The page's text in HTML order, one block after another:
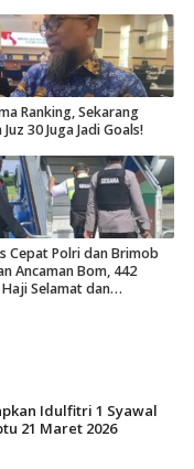
Ranking, Sekarang
30 Juga Jadi Goals!
Cepat Polri dan Brimob
Ancaman Bom, 442
Haji Selamat dan
Idulfitri 1 Syawal
21 Maret 2026